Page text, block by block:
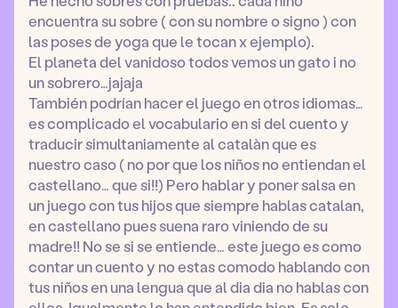
encuentra su sobre ( con su nombre o signo ) con
las poses de yoga que le tocan x ejemplo).
El planeta del vanidoso todos vemos un gato i no
un sobrero…jajaja
También podrían hacer el juego en otros idiomas…
es complicado el vocabulario en si del cuento y
traducir simultaniamente al catalàn que es
nuestro caso ( no por que los niños no entiendan el
castellano… que si!!) Pero hablar y poner salsa en
un juego con tus hijos que siempre hablas catalan,
en castellano pues suena raro viniendo de su
madre!! No se si se entiende… este juego es como
contar un cuento y no estas comodo hablando con
tus niños en una lengua que al dia dia no hablas con